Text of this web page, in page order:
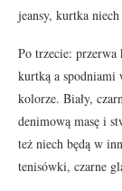
jeansy, kurtka
Po trzecie: przerwa
kurtką a spodniami
kolorze. Biały,
denimową masę i
też niech będą w
tenisówki, czarne